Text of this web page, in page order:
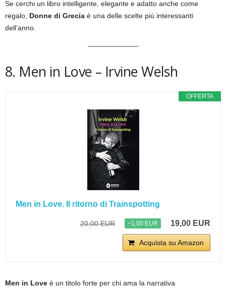
Se cerchi un libro intelligente, elegante e adatto anche come
regalo, Donne di Grecia è una delle scelte più interessanti
dell’anno.
8. Men in Love – Irvine Welsh
OFFERTA
Men in Love. Il ritorno di Trainspotting
20,00 EUR −1,00 EUR 19,00 EUR
Acquista su Amazon
Men in Love è un titolo forte per chi ama la narrativa